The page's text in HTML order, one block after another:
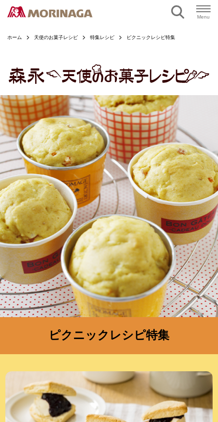
Menu
ホーム 天使のお菓子レシピ 特集レシピ ピクニックレシピ特集
ピクニックレシピ特集